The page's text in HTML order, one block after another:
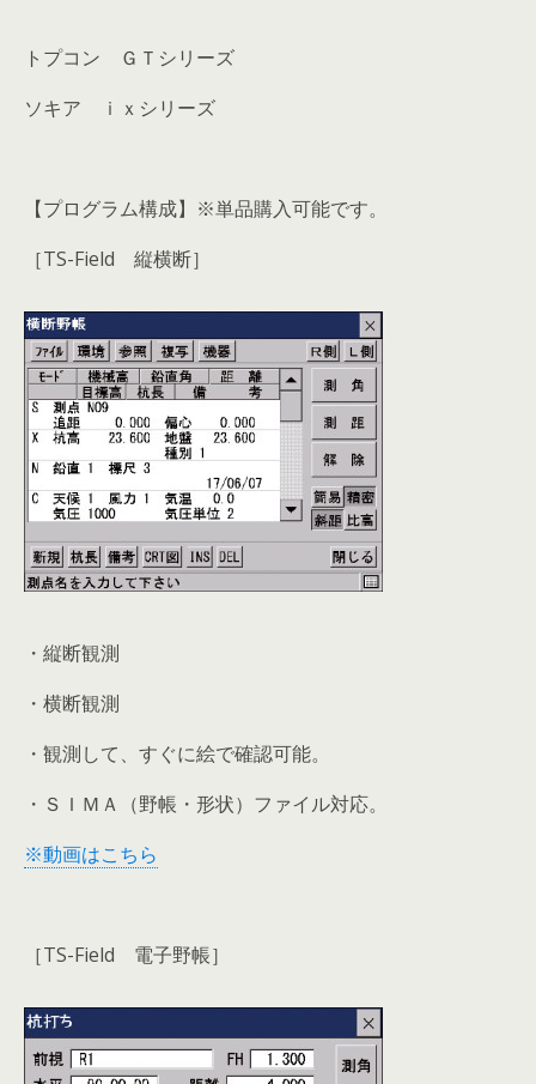
トプコン ＧＴシリーズ
ソキア ｉｘシリーズ
【プログラム構成】※単品購入可能です。
［TS-Field 縦横断］
・縦断観測
・横断観測
・観測して、すぐに絵で確認可能。
・ＳＩＭＡ（野帳・形状）ファイル対応。
※動画はこちら
［TS-Field 電子野帳］